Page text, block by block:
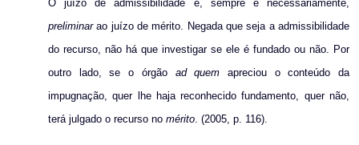
O juízo de admissibilidade é, sempre e necessariamente,
preliminarao juízo de mérito. Negada que seja a admissibilidade
do recurso, não há que investigar se ele é fundado ou não. Por
outro lado, se o órgão ad quem apreciou o conteúdo da
impugnação, quer lhe haja reconhecido fundamento, quer não,
terá julgado o recurso no mérito. (2005, p. 116).